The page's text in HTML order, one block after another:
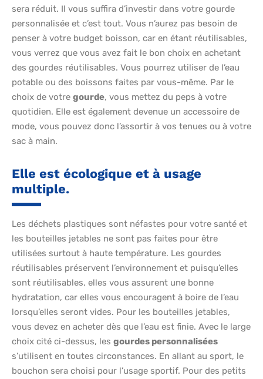
sera réduit. Il vous suffira d’investir dans votre gourde
personnalisée et c’est tout. Vous n’aurez pas besoin de
penser à votre budget boisson, car en étant réutilisables,
vous verrez que vous avez fait le bon choix en achetant
des gourdes réutilisables. Vous pourrez utiliser de l’eau
potable ou des boissons faites par vous-même. Par le
choix de votre gourde, vous mettez du peps à votre
quotidien. Elle est également devenue un accessoire de
mode, vous pouvez donc l’assortir à vos tenues ou à votre
sac à main.
Elle est écologique et à usage
multiple.
Les déchets plastiques sont néfastes pour votre santé et
les bouteilles jetables ne sont pas faites pour être
utilisées surtout à haute température. Les gourdes
réutilisables préservent l’environnement et puisqu’elles
sont réutilisables, elles vous assurent une bonne
hydratation, car elles vous encouragent à boire de l’eau
lorsqu’elles seront vides. Pour les bouteilles jetables,
vous devez en acheter dès que l’eau est finie. Avec le large
choix cité ci-dessus, les gourdes personnalisées
s’utilisent en toutes circonstances. En allant au sport, le
bouchon sera choisi pour l’usage sportif. Pour des petits